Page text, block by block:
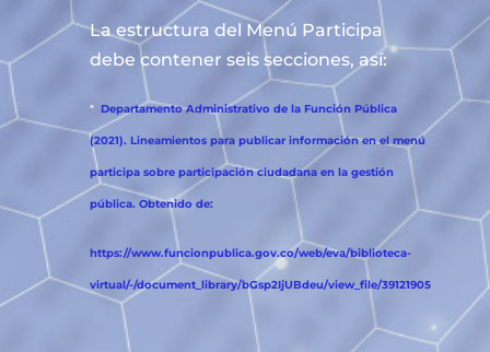
La estructura del Menú Participa
debe contener seis secciones, así:
* Departamento Administrativo de la Función Pública
(2021). Lineamientos para publicar información en el menú
participa sobre participación ciudadana en la gestión
pública. Obtenido de:
https://www.funcionpublica.gov.co/web/eva/biblioteca-
virtual/-/document_library/bGsp2IjUBdeu/view_file/39121905